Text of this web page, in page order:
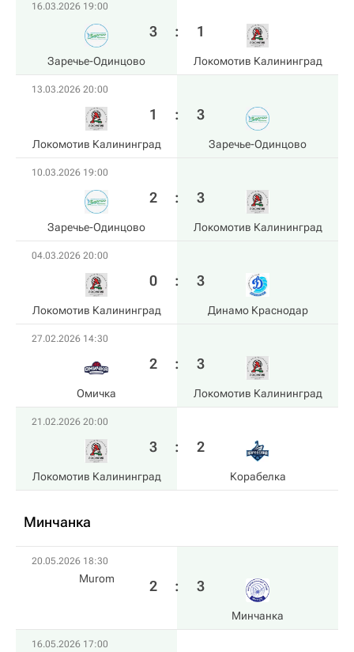
16.03.2026 19:00
Заречье-Одинцово
3 : 1
Локомотив Калининград
13.03.2026 20:00
Локомотив Калининград
1 : 3
Заречье-Одинцово
10.03.2026 19:00
Заречье-Одинцово
2 : 3
Локомотив Калининград
04.03.2026 20:00
Локомотив Калининград
0 : 3
Динамо Краснодар
27.02.2026 14:30
Омичка
2 : 3
Локомотив Калининград
21.02.2026 20:00
Локомотив Калининград
3 : 2
Корабелка
Минчанка
20.05.2026 18:30
Murom 2 : 3
Минчанка
16.05.2026 17:00